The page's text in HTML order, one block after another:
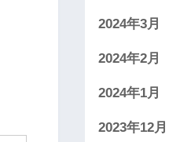
2024年3月
2024年2月
2024年1月
2023年12月